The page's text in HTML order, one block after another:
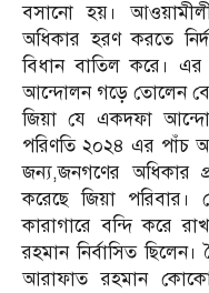
বসানো হয়।
অধিকার হরণ করতে
বিধান বাতিল করে। এর
আন্দোলন গড়ে তোলেন
জিয়া যে একদফা
পরিণতি ২০২৪ এর পাঁচ
জন্য,জনগণের অধিকার
করেছে জিয়া পরিবার।
কারাগারে বন্দি করে
রহমান নির্বাসিত
আরাফাত রহমান